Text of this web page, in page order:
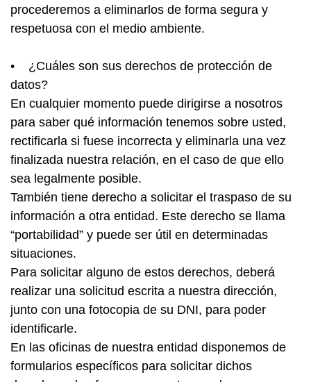
procederemos a eliminarlos de forma segura y
respetuosa con el medio ambiente.
• ¿Cuáles son sus derechos de protección de
datos?
En cualquier momento puede dirigirse a nosotros
para saber qué información tenemos sobre usted,
rectificarla si fuese incorrecta y eliminarla una vez
finalizada nuestra relación, en el caso de que ello
sea legalmente posible.
También tiene derecho a solicitar el traspaso de su
información a otra entidad. Este derecho se llama
“portabilidad” y puede ser útil en determinadas
situaciones.
Para solicitar alguno de estos derechos, deberá
realizar una solicitud escrita a nuestra dirección,
junto con una fotocopia de su DNI, para poder
identificarle.
En las oficinas de nuestra entidad disponemos de
formularios específicos para solicitar dichos